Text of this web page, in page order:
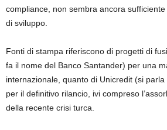
compliance, non sembra ancora
di sviluppo.
Fonti di stampa riferiscono di progetti di
fa il nome del Banco Santander) per una
internazionale, quanto di Unicredit (si
per il definitivo rilancio, ivi compreso
della recente crisi turca.